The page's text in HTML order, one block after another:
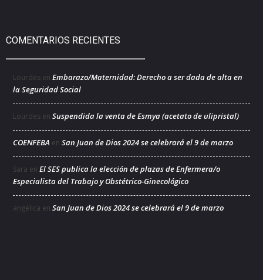
COMENTARIOS RECIENTES
Lourdes en Embarazo/Maternidad: Derecho a ser dada de alta en
la Seguridad Social
Lourdes en Suspendida la venta de Esmya (acetato de ulipristal)
COENFEBA en San Juan de Dios 2024 se celebrará el 9 de marzo
Sara en El SES publica la elección de plazas de Enfermera/o
Especialista del Trabajo y Obstétrico-Ginecológico
angélica en San Juan de Dios 2024 se celebrará el 9 de marzo